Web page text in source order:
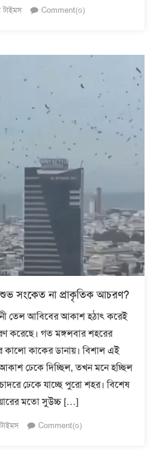
টাইমস Comment(০)
সংকেত না প্রাকৃতিক আচরণ?
তেল আবিবের আকাশ হঠাৎ করেই
করেছে। গত মঙ্গলবার শহরের
কালো কাকের ডানায়। বিশাল এই
ঢেকে দিচ্ছিল, তখন মনে হচ্ছিল
ঢেকে যাচ্ছে পুরো শহর। বিশেষ
মতো সুউচ্চ […]
Comment(০)